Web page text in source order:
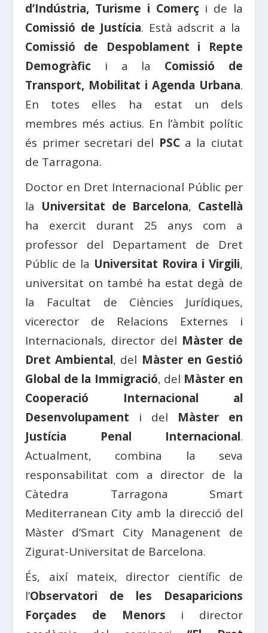
d’Indústria, Turisme i Comerç i de la
Comissió de Justícia. Està adscrit a la
Comissió de Despoblament i Repte
Demogràfic i a la Comissió de
Transport, Mobilitat i Agenda Urbana.
En totes elles ha estat un dels
membres més actius. En l’àmbit polític
és primer secretari del PSCa la ciutat
de Tarragona.
Doctor en Dret Internacional Públic per
la Universitat de Barcelona, Castellà
ha exercit durant 25 anys com a
professor del Departament de Dret
Públic de la Universitat Rovira i Virgili,
universitat on també ha estat degà de
la Facultat de Ciències Jurídiques,
vicerector de Relacions Externes i
Internacionals, director del Màster de
Dret Ambiental, del Màster en Gestió
Global de la Immigració, del Màster en
Cooperació Internacional al
Desenvolupament i del Màster en
Justícia Penal Internacional.
Actualment, combina la seva
responsabilitat com a director de la
Càtedra Tarragona Smart
Mediterranean City amb la direcció del
Màster d’Smart City Managenent de
Zigurat-Universitat de Barcelona.
És, així mateix, director científic de
l’Observatori de les Desaparicions
Forçades de Menors i director